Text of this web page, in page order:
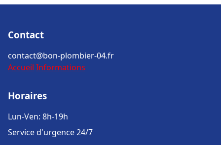
Contact
contact@bon-plombier-04.fr
Accueil Informations
Horaires
Lun-Ven: 8h-19h
Service d'urgence 24/7